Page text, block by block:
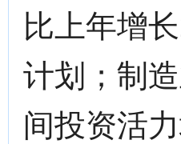
比上年增
计划；制
间投资活